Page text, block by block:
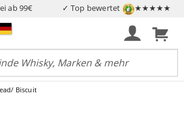
ab 99€ ✓ Top bewertet ★★★★★
Biscuit